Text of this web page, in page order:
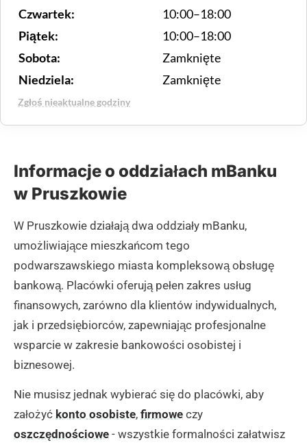
Czwartek:
10:00–18:00
Piątek:
10:00–18:00
Sobota:
Zamknięte
Niedziela:
Zamknięte
Zgłoś nieaktualne godziny
Informacje o oddziałach mBanku
w Pruszkowie
W Pruszkowie działają dwa oddziały mBanku,
umożliwiające mieszkańcom tego
podwarszawskiego miasta kompleksową obsługę
bankową. Placówki oferują pełen zakres usług
finansowych, zarówno dla klientów indywidualnych,
jak i przedsiębiorców, zapewniając profesjonalne
wsparcie w zakresie bankowości osobistej i
biznesowej.
Nie musisz jednak wybierać się do placówki, aby
założyć konto osobiste, firmowe czy
oszczędnościowe - wszystkie formalności załatwisz